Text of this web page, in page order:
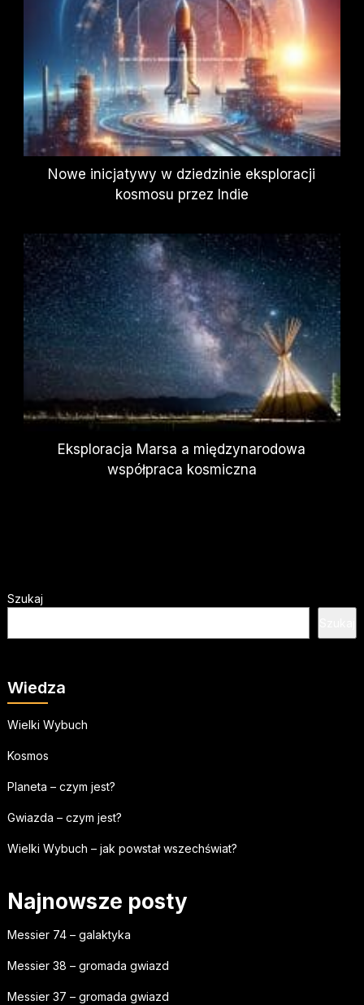
Nowe inicjatywy w dziedzinie eksploracji
kosmosu przez Indie
Eksploracja Marsa a międzynarodowa
współpraca kosmiczna
Szukaj
Wiedza
Wielki Wybuch
Kosmos
Planeta – czym jest?
Gwiazda – czym jest?
Wielki Wybuch – jak powstał wszechświat?
Najnowsze posty
Messier 74 – galaktyka
Messier 38 – gromada gwiazd
Messier 37 – gromada gwiazd